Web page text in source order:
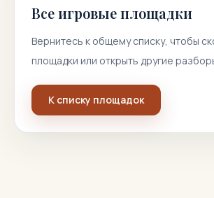
Все игровые площадки
Вернитесь к общему списку, чтобы
площадки или открыть другие
К списку площадок